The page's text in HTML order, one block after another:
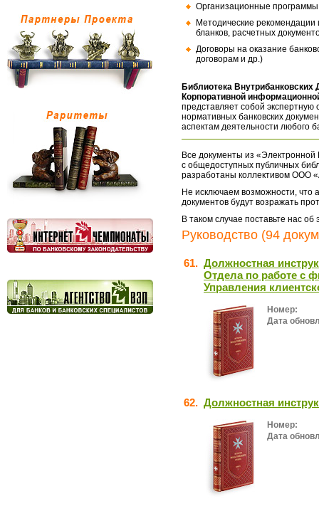
Организационные
Методические
бланков, расчетных
Договоры на оказание
договорам и др.)
Библиотека
Корпоративной
представляет собой экспертную
нормативных банковских
аспектам деятельности любого
Все документы из «Электронной
с общедоступных публичных
разработаны коллективом ООО
Не исключаем возможности, что
документов будут возражать
В таком случае поставьте нас
Руководство (94
61. Должностная
Отдела по работе с
Управления
Номер:
Дата
62. Должностная
Номер:
Дата